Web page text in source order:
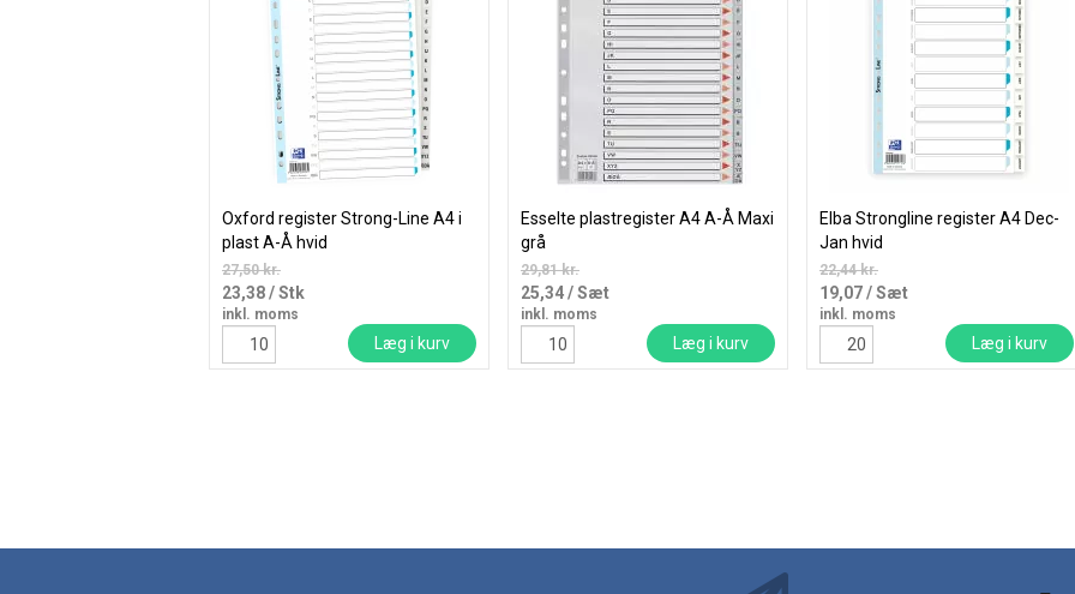
Oxford register Strong-Line A4 i
plast A-Å hvid
27,50 kr.
23,38/ Stk
inkl. moms
Læg i kurv
Esselte plastregister A4 A-Å Maxi
grå
29,81 kr.
25,34/ Sæt
inkl. moms
Læg i kurv
Elba Strongline register A4 Dec-
Jan hvid
22,44 kr.
19,07/ Sæt
inkl. moms
Læg i kurv